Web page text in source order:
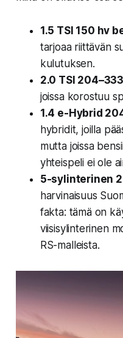
1.5 TSI 150 hv
tarjoaa riittävän
kulutuksen.
2.0 TSI
joissa korostuu
1.4 e-Hybrid
hybridit, joilla
mutta joissa
yhteispeli ei ole
5-sylinterinen
harvinaisuus
fakta: tämä on
viisisylinterinen
RS-malleista.